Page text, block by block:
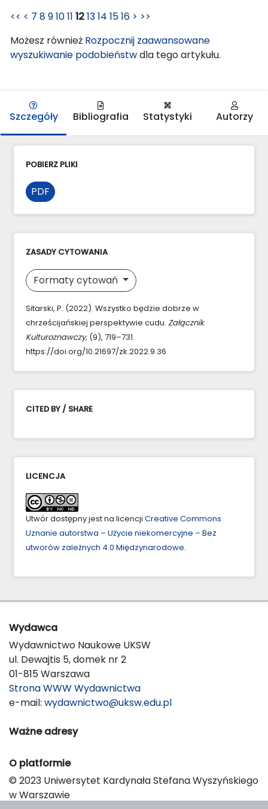
<< < 7 891011 121314 1516 > >>
Możesz również Rozpocznij zaawansowane
wyszukiwanie podobieństwdla tego artykułu.
Szczegóły Bibliografia Statystyki Autorzy
POBIERZ PLIKI
PDF
ZASADY CYTOWANIA
Formaty cytowań
Sitarski, P. (2022). Wszystko będzie dobrze w
chrześcijańskiej perspektywie cudu. Załącznik
Kulturoznawczy, (9), 719–731.
https://doi.org/10.21697/zk.2022.9.36
CITED BY / SHARE
LICENCJA
Utwór dostępny jest na licencji Creative Commons
Uznanie autorstwa – Użycie niekomercyjne – Bez
utworów zależnych 4.0 Międzynarodowe.
Wydawca
Wydawnictwo Naukowe UKSW
ul. Dewajtis 5, domek nr 2
01-815 Warszawa
Strona WWW Wydawnictwa
e-mail: wydawnictwo@uksw.edu.pl
Ważne adresy
O platformie
© 2023 Uniwersytet Kardynała Stefana Wyszyńskiego
w Warszawie